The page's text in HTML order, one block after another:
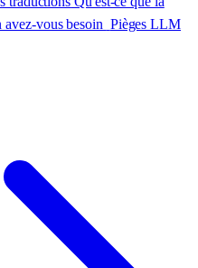
vous besoin Pièges LLM